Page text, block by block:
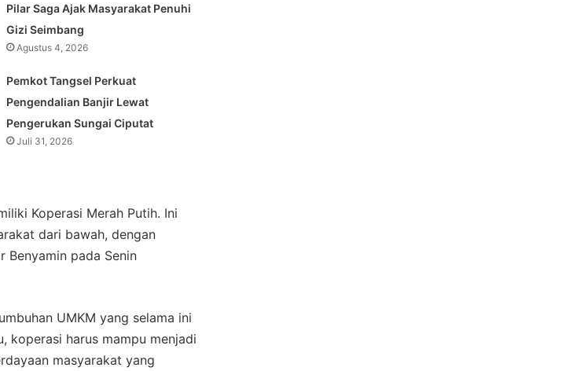
Pilar Saga Ajak Masyarakat Penuhi
Gizi Seimbang
Agustus 4, 2026
Pemkot Tangsel Perkuat
Pengendalian Banjir Lewat
Pengerukan Sungai Ciputat
Juli 31, 2026
Koperasi Merah Putih. Ini
dari bawah, dengan
Benyamin pada Senin
UMKM yang selama ini
koperasi harus mampu menjadi
masyarakat yang